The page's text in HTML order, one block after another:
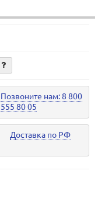
Позвоните нам: 8 800
555 80 05
Доставка по РФ